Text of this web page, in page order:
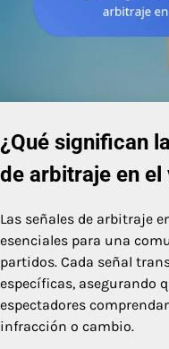
¿Qué significan
de arbitraje en el
Las señales de arbitraje
esenciales para una
partidos. Cada señal
específicas, asegurando
espectadores
infracción o cambio.